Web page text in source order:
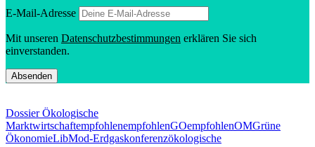
E‑Mail-Adresse
Mit unseren Daten­schutz­be­stim­mungen erklären Sie sich
einverstanden.
Dossier Ökologische
MarktwirtschaftempfohlenempfohlenGOempfohlenOMGrüne
ÖkonomieLibMod-Erdgaskonferenzökologische